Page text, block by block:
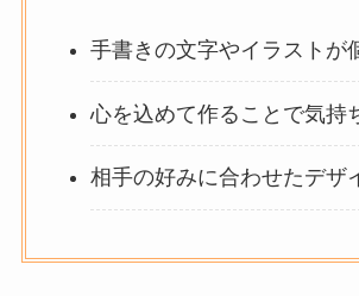
手書きの文字やイラストが
心を込めて作ることで気持
相手の好みに合わせたデザ